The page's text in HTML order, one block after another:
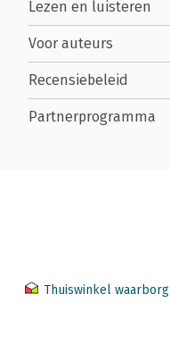
Lezen en luisteren
Voor auteurs
Recensiebeleid
Partnerprogramma
Thuiswinkel waarborg